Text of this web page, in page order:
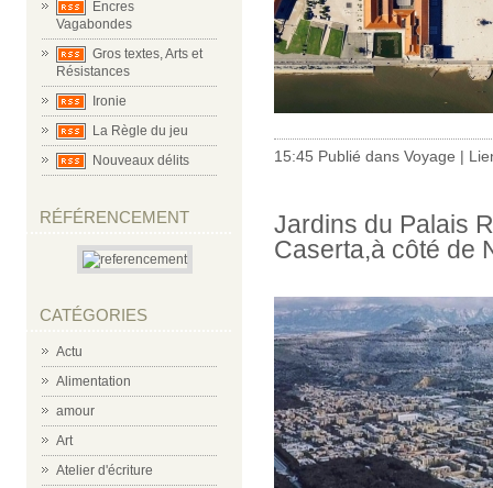
Encres
Vagabondes
Gros textes, Arts et
Résistances
Ironie
La Règle du jeu
Nouveaux délits
RÉFÉRENCEMENT
CATÉGORIES
Actu
Alimentation
amour
Art
Atelier d'écriture
15:45 Publié dans Voyage |
Jardins du Palais
Caserta,à côté de